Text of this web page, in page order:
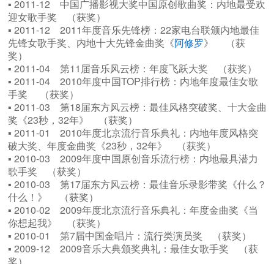
▪ 2011-12 中国广播影视大奖中国原创歌曲奖：内地最受欢
迎女歌手奖 （获奖）
▪ 2011-12 2011年度音乐先锋榜：22家电台联颁内地最佳
先锋女歌手奖、内地十大先锋金曲奖《阿修罗》 （获
奖）
▪ 2011-04 第11届音乐风云榜：年度飞跃大奖 （获奖）
▪ 2011-04 2010年度中国TOP排行榜：内地年度最佳女歌
手奖 （获奖）
▪ 2011-03 第18届东方风云榜：最佳风格突破奖、十大金曲
奖《23秒，32年》 （获奖）
▪ 2011-01 2010年度北京流行音乐典礼：内地年度风格突
破大奖、年度金曲奖《23秒，32年》 （获奖）
▪ 2010-03 2009年度中国原创音乐流行榜：内地最具潜力
歌手奖 （获奖）
▪ 2010-03 第17届东方风云榜：最佳音乐录影带奖《什么？
什么！》 （获奖）
▪ 2010-02 2009年度北京流行音乐典礼：年度金曲奖《当
你想起我》 （获奖）
▪ 2010-01 第7届中国金唱片：流行类演员奖 （获奖）
▪ 2009-12 2009音乐大典颁奖典礼：最佳女歌手奖 （获
奖）